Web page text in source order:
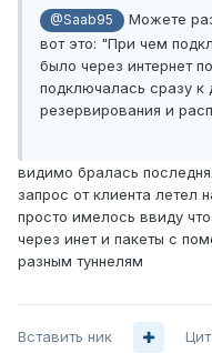
@Saab95
Можете
вот это: "При чем
было через интернет
подключалась сразу к
резервирования и
видимо бралась
запрос от клиента летел
просто имелось ввиду
через инет и пакеты с
разным туннелям
Вставить ник